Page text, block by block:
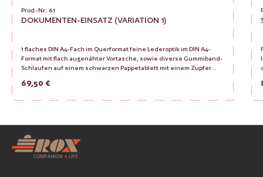
Prod.-Nr.: 6.1
DOKUMENTEN-EINSATZ (VARIATION 1)
1 flaches DIN A4-Fach im Querformat feine Lederoptik im DIN A4-
Format mit flach augenähter Vortasche, sowie diverse Gummiband-
Schlaufen auf einem schwarzen Pappetablett mit einem Zupfer
Arbeitsanleitung.
Regulärer Preis:
69,50 €